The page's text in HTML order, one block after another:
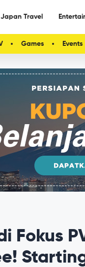
Japan Travel
Games Events
Fokus